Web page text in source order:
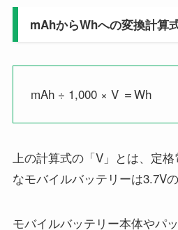
mAhからWhへの変換計算
mAh ÷ 1,000 × V ＝Wh
上の計算式の「V」とは、定
なモバイルバッテリーは3.7V
モバイルバッテリー本体やパ